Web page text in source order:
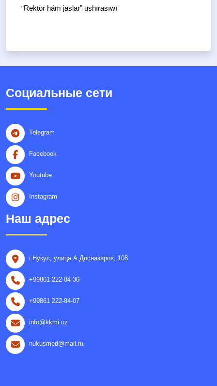
“Rektor hám jaslar” ushırasıwı
Социальные сети
Telegram
Facebook
Youtube
Instagram
Наш адрес
г.Нукус, улица A.Досназаров, 108
+99861 222-84-36
+99861 222-84-07
info@kkmi.uz
nukusmed@mail.ru